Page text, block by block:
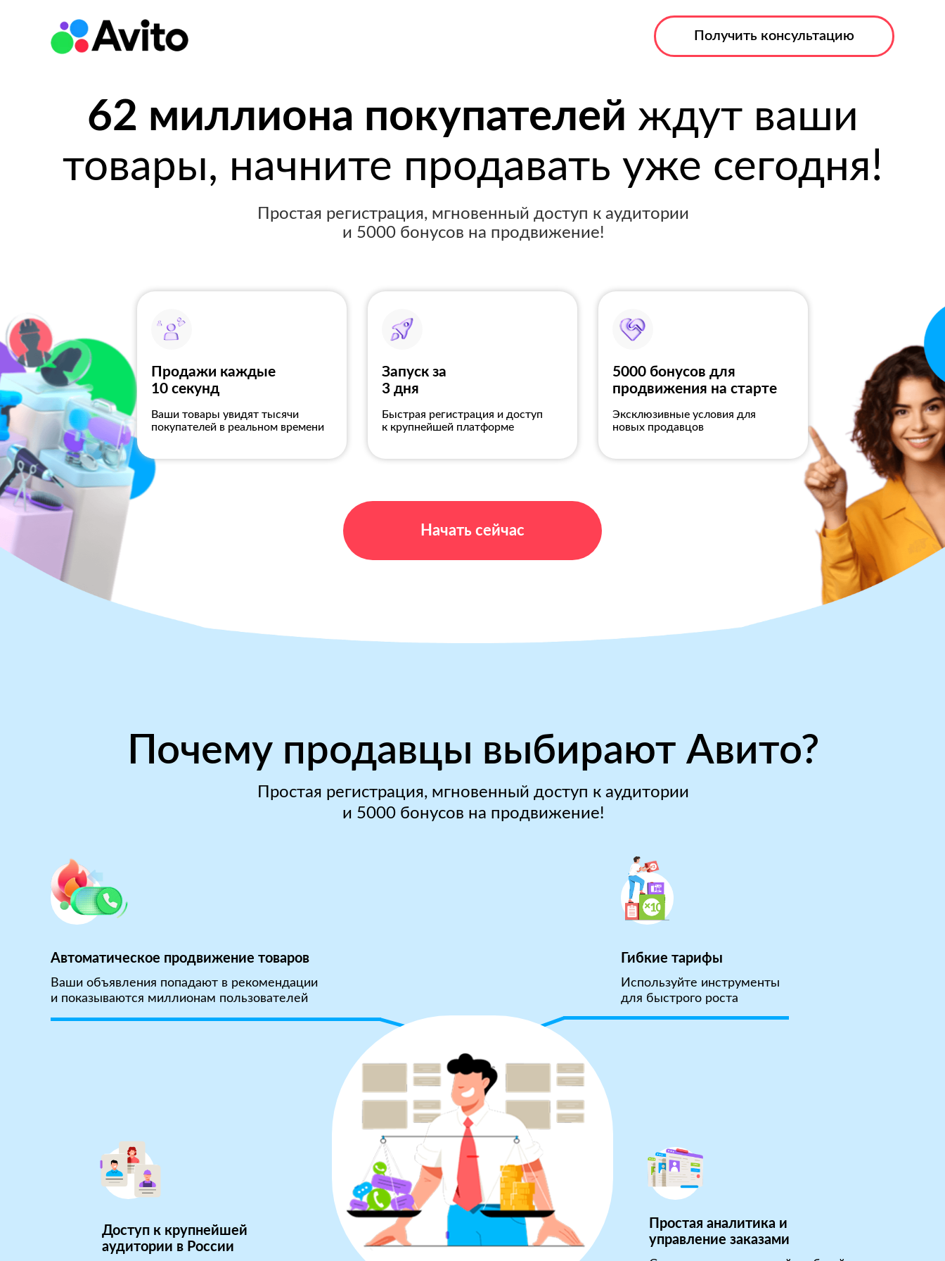
Получить консультацию
62 миллиона покупателей ждут ваши
товары, начните продавать уже сегодня!
Начать сейчас
Простая регистрация, мгновенный доступ к аудитории
и 5000 бонусов на продвижение!
Продажи каждые
10 секунд
Ваши товары увидят тысячи
покупателей в реальном времени
Запуск за
3 дня
Быстрая регистрация и доступ
к крупнейшей платформе
5000 бонусов для
продвижения на старте
Эксклюзивные условия для
новых продавцов
Почему продавцы выбирают Авито?
Простая регистрация, мгновенный доступ к аудитории
и 5000 бонусов на продвижение!
Автоматическое продвижение товаров
Ваши объявления попадают в рекомендации
и показываются миллионам пользователей
Доступ к крупнейшей
аудитории в России
Гибкие тарифы
Используйте инструменты
для быстрого роста
Простая аналитика и
управление заказами